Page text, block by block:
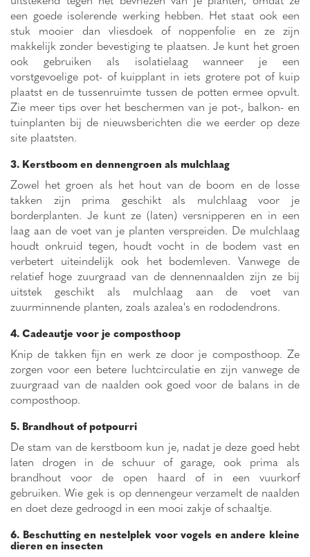
een goede isolerende werking hebben. Het staat ook een
stuk mooier dan vliesdoek of noppenfolie en ze zijn
makkelijk zonder bevestiging te plaatsen. Je kunt het groen
ook gebruiken als isolatielaag wanneer je een
vorstgevoelige pot- of kuipplant in iets grotere pot of kuip
plaatst en de tussenruimte tussen de potten ermee opvult.
Zie meer tips over het beschermen van je pot-, balkon- en
tuinplanten bij de nieuwsberichten die we eerder op deze
site plaatsten.
3. Kerstboom en dennengroen als mulchlaag
Zowel het groen als het hout van de boom en de losse
takken zijn prima geschikt als mulchlaag voor je
borderplanten. Je kunt ze (laten) versnipperen en in een
laag aan de voet van je planten verspreiden. De mulchlaag
houdt onkruid tegen, houdt vocht in de bodem vast en
verbetert uiteindelijk ook het bodemleven. Vanwege de
relatief hoge zuurgraad van de dennennaalden zijn ze bij
uitstek geschikt als mulchlaag aan de voet van
zuurminnende planten, zoals azalea's en rododendrons.
4. Cadeautje voor je composthoop
Knip de takken fijn en werk ze door je composthoop. Ze
zorgen voor een betere luchtcirculatie en zijn vanwege de
zuurgraad van de naalden ook goed voor de balans in de
composthoop.
5. Brandhout of potpourri
De stam van de kerstboom kun je, nadat je deze goed hebt
laten drogen in de schuur of garage, ook prima als
brandhout voor de open haard of in een vuurkorf
gebruiken. Wie gek is op dennengeur verzamelt de naalden
en doet deze gedroogd in een mooi zakje of schaaltje.
6. Beschutting en nestelplek voor vogels en andere kleine
dieren en insecten